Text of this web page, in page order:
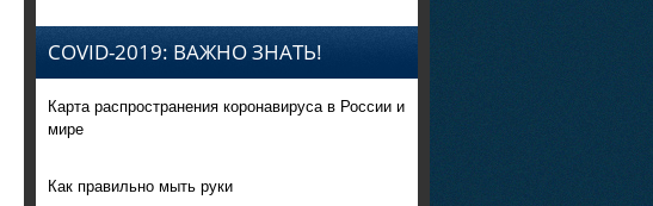
COVID-2019: ВАЖНО ЗНАТЬ!
Карта распространения коронавируса в России и
мире
Как правильно мыть руки